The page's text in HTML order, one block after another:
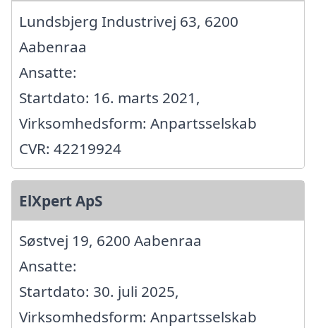
Lundsbjerg Industrivej 63, 6200
Aabenraa
Ansatte:
Startdato: 16. marts 2021,
Virksomhedsform: Anpartsselskab
CVR: 42219924
ElXpert ApS
Søstvej 19, 6200 Aabenraa
Ansatte:
Startdato: 30. juli 2025,
Virksomhedsform: Anpartsselskab